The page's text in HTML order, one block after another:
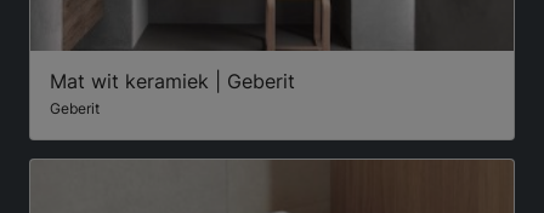
Mat wit keramiek | Geberit
Geberit